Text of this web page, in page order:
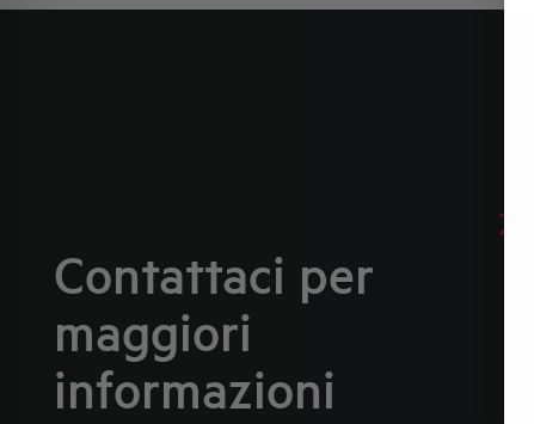
Contattaci per
maggiori
informazioni